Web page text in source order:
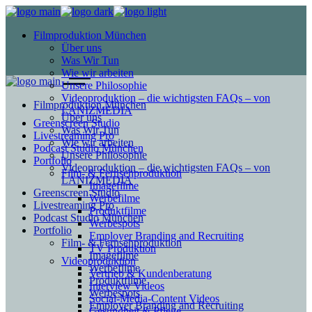
Filmproduktion München
Über uns
Was Wir Tun
Wie wir arbeiten
Unsere Philosophie
Videoproduktion – die wichtigsten FAQs – von
LANIZMEDIA
Greenscreen Studio
Livestreaming Pro
Podcast Studio München
Portfolio
Film- & Fernsehproduktion
Imagefilme
Werbefilme
Produktfilme
Werbespots
Employer Branding and Recruiting
TV Produktion
Videoproduktion
Vertrieb & Kundenberatung
Interview Videos
Social-Media-Content Videos
Filmproduktion München
Über uns
Was Wir Tun
Wie wir arbeiten
Unsere Philosophie
Videoproduktion – die wichtigsten FAQs – von
LANIZMEDIA
Greenscreen Studio
Livestreaming Pro
Podcast Studio München
Portfolio
Film- & Fernsehproduktion
Imagefilme
Werbefilme
Produktfilme
Werbespots
Employer Branding and Recruiting